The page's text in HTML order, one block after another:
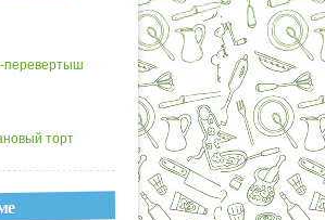
перевертыш
торт